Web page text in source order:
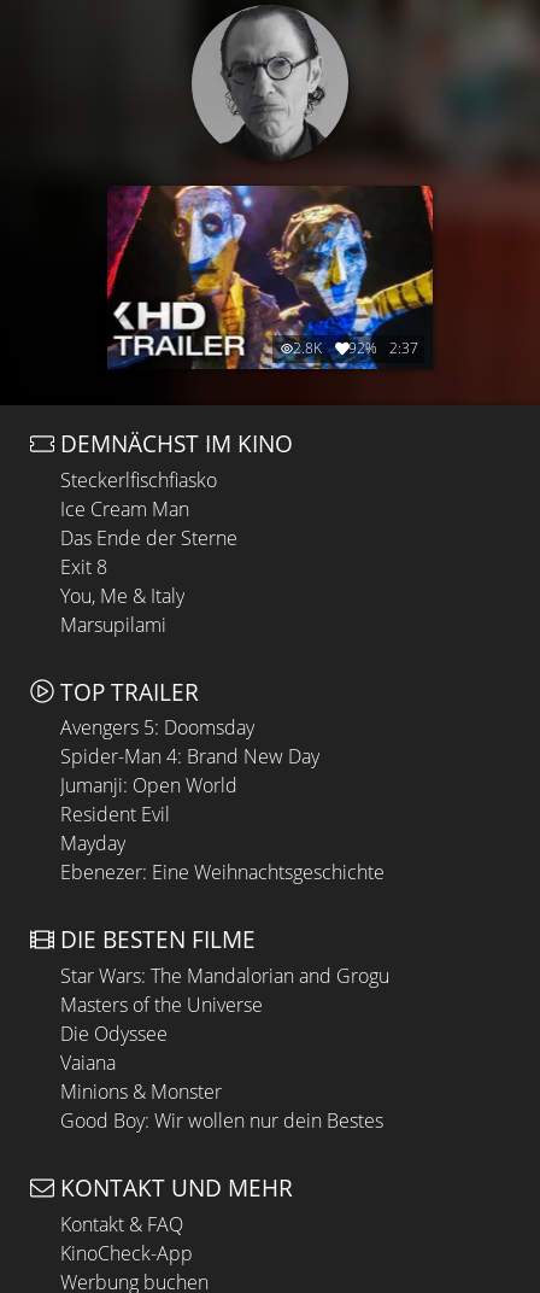
2.8K 92% 2:37
DEMNÄCHST IM KINO
Steckerlfischfiasko
Ice Cream Man
Das Ende der Sterne
Exit 8
You, Me & Italy
Marsupilami
TOP TRAILER
Avengers 5: Doomsday
Spider-Man 4: Brand New Day
Jumanji: Open World
Resident Evil
Mayday
Ebenezer: Eine Weihnachtsgeschichte
DIE BESTEN FILME
Star Wars: The Mandalorian and Grogu
Masters of the Universe
Die Odyssee
Vaiana
Minions & Monster
Good Boy: Wir wollen nur dein Bestes
KONTAKT UND MEHR
Kontakt & FAQ
KinoCheck-App
Werbung buchen